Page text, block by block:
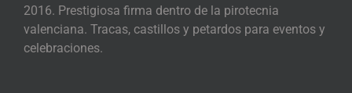
2016. Prestigiosa firma dentro de la pirotecnia
valenciana. Tracas, castillos y petardos para eventos y
celebraciones.